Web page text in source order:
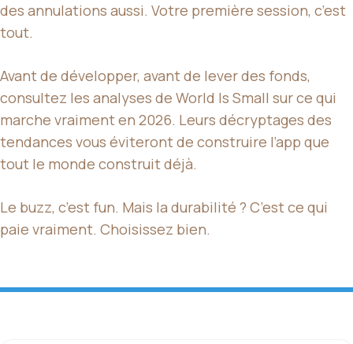
des annulations aussi. Votre première session, c’est
tout.
Avant de développer, avant de lever des fonds,
consultez les analyses de World Is Small sur ce qui
marche vraiment en 2026. Leurs décryptages des
tendances vous éviteront de construire l’app que
tout le monde construit déjà.
Le buzz, c’est fun. Mais la durabilité ? C’est ce qui
paie vraiment. Choisissez bien.